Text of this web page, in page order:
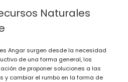
Naturales
Angar surgen desde la necesidad
de una forma general, los
de proponer soluciones a las
cambiar el rumbo en la forma de